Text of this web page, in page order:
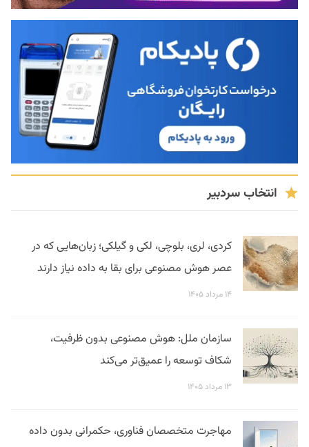
انتخاب سردبیر
کردی، لری، بلوچی، لکی و گیلکی؛ زبان‌هایی که در
عصر هوش مصنوعی برای بقا به داده نیاز دارند
۱۴ مرداد ۱۴۰۵
سازمان ملل: هوش مصنوعی بدون ظرفیت،
شکاف توسعه را عمیق‌تر می‌کند
۱۳ مرداد ۱۴۰۵
مهاجرت متخصصان فناوری، حکمرانی بدون داده